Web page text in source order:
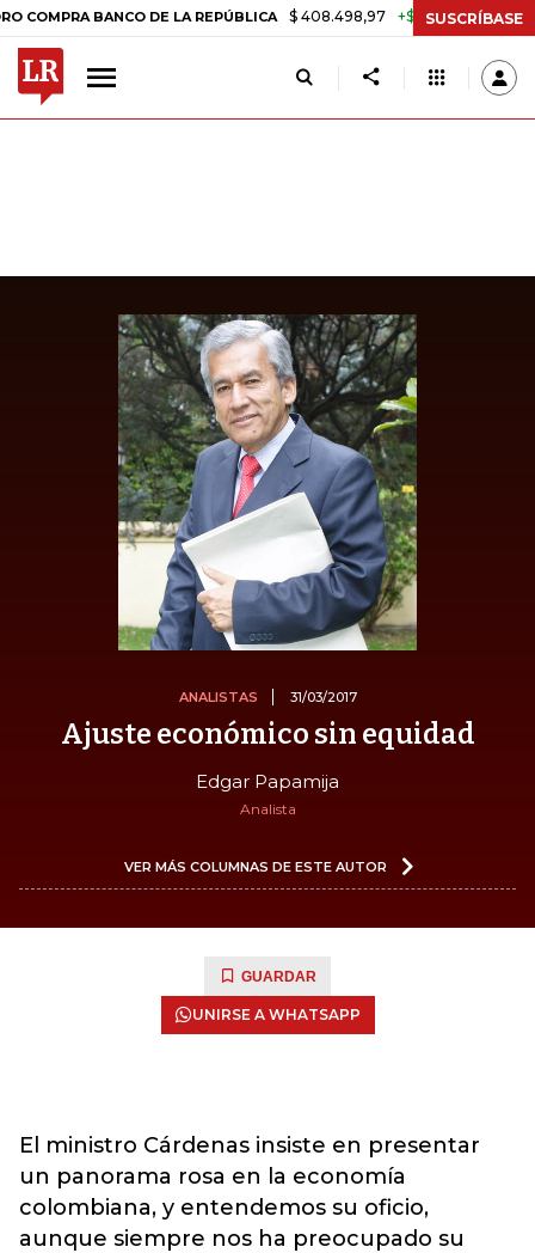
BANCO DE LA REPÚBLICA $ 408.498,97 +$ 8.753,81 +2,19%
SUSCRÍBASE
ANALISTAS 31/03/2017
Ajuste económico sin equidad
Edgar Papamija
Analista
VER MÁS COLUMNAS DE ESTE AUTOR
GUARDAR
UNIRSE A WHATSAPP
El ministro Cárdenas insiste en presentar
un panorama rosa en la economía
colombiana, y entendemos su oficio,
aunque siempre nos ha preocupado su